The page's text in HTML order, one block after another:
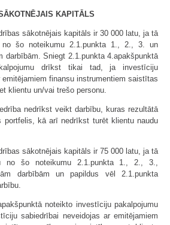
KAPITĀLS
sākotnējais kapitāls ir 30 000 latu, ja tā
šo noteikumu 2.1.punkta 1., 2., 3. un
darbībām. Sniegt 2.1.punkta 4.apakšpunktā
drīkst tikai tad, ja investīciju
finansu instrumentiem saistītas
klientu un/vai trešo personu.
nedrīkst veikt darbību, kuras rezultātā
portfelis, kā arī nedrīkst turēt klientu naudu
sākotnējais kapitāls ir 75 000 latu, ja tā
no šo noteikumu 2.1.punkta 1., 2., 3.,
darbībām un papildus vēl 2.1.punkta
noteikto investīciju pakalpojumu
sabiedrībai neveidojas ar emitējamiem